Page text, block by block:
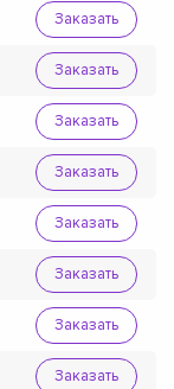
Заказать
Заказать
Заказать
Заказать
Заказать
Заказать
Заказать
Заказать